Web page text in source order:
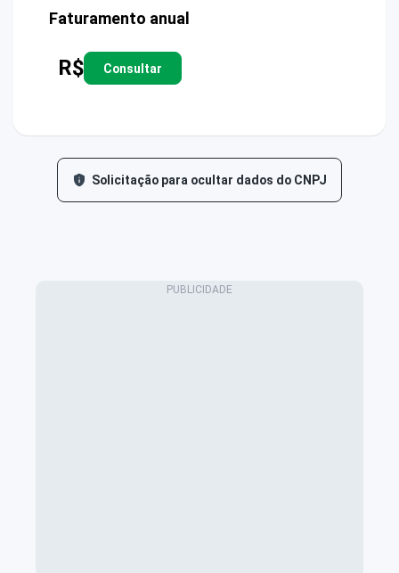
Faturamento anual
R$ Consultar
Solicitação para ocultar dados do CNPJ